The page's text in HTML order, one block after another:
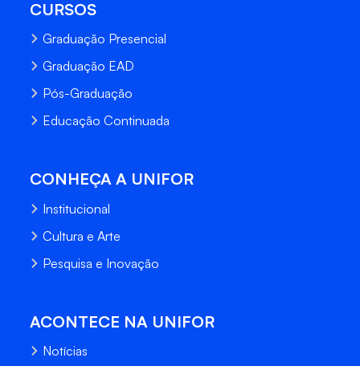
CURSOS
Graduação Presencial
Graduação EAD
Pós-Graduação
Educação Continuada
CONHEÇA A UNIFOR
Institucional
Cultura e Arte
Pesquisa e Inovação
ACONTECE NA UNIFOR
Notícias